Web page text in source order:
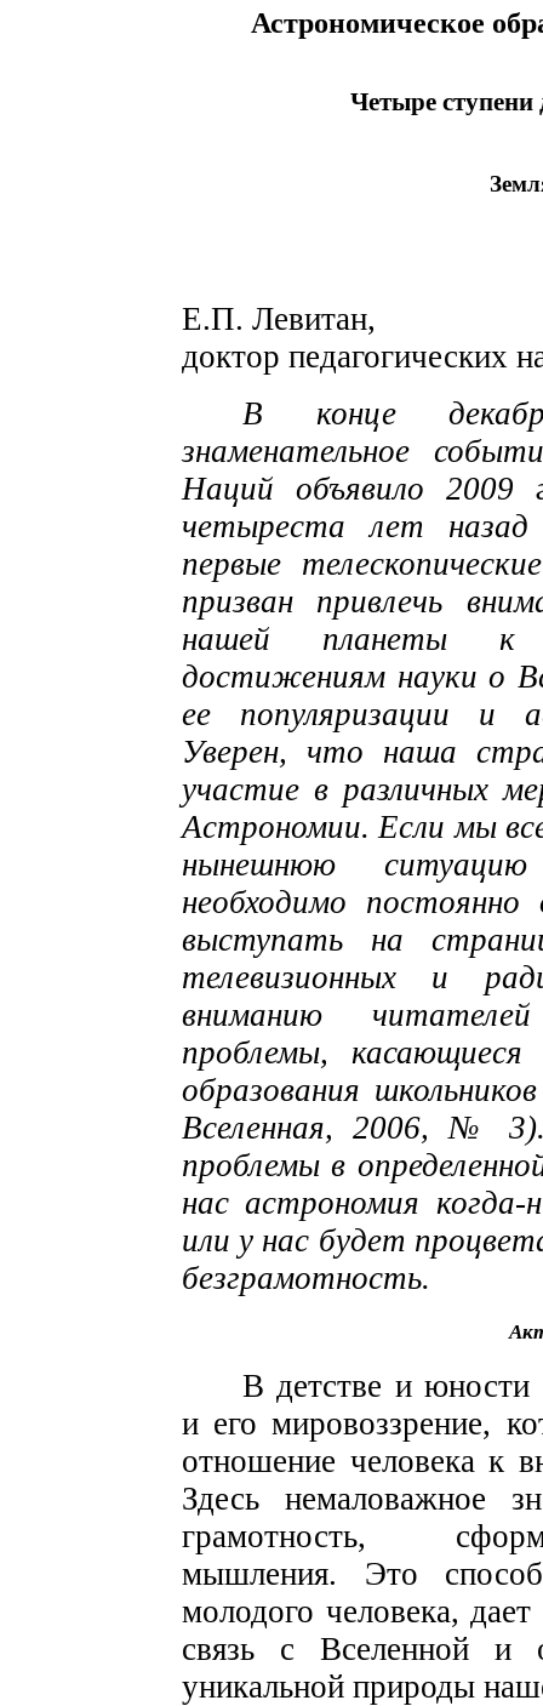
Астрономическое
Четыре ступени
Е.П. Левитан,
доктор педагогических
В конце
знаменательное
Наций объявило 2009
четыреста лет назад
первые
призван привлечь
нашей планеты к
достижениям науки о
ее популяризации и
Уверен, что наша
участие в различных
Астрономии. Если мы
нынешнюю
необходимо
выступать на
телевизионных и
вниманию
проблемы, касающиеся
образования
Вселенная, 2006, №
проблемы в
нас астрономия когда-
или у нас будет
безграмотность.
В детстве и юности
и его мировоззрение,
отношение человека к
Здесь немаловажное
грамотность,
мышления. Это
молодого человека,
связь с Вселенной и
уникальной природы